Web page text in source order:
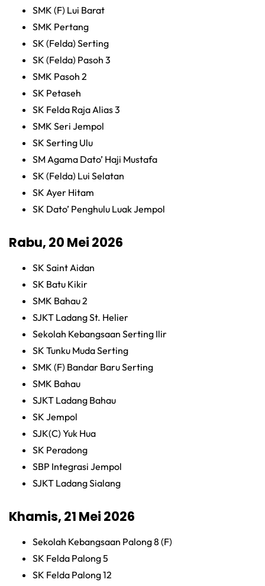
SMK (F) Lui Barat
SMK Pertang
SK (Felda) Serting
SK (Felda) Pasoh 3
SMK Pasoh 2
SK Petaseh
SK Felda Raja Alias 3
SMK Seri Jempol
SK Serting Ulu
SM Agama Dato’ Haji Mustafa
SK (Felda) Lui Selatan
SK Ayer Hitam
SK Dato’ Penghulu Luak Jempol
Rabu, 20 Mei 2026
SK Saint Aidan
SK Batu Kikir
SMK Bahau 2
SJKT Ladang St. Helier
Sekolah Kebangsaan Serting Ilir
SK Tunku Muda Serting
SMK (F) Bandar Baru Serting
SMK Bahau
SJKT Ladang Bahau
SK Jempol
SJK(C) Yuk Hua
SK Peradong
SBP Integrasi Jempol
SJKT Ladang Sialang
Khamis, 21 Mei 2026
Sekolah Kebangsaan Palong 8 (F)
SK Felda Palong 5
SK Felda Palong 12